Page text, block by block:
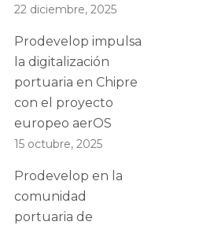
22 diciembre, 2025
Prodevelop impulsa
la digitalización
portuaria en Chipre
con el proyecto
europeo aerOS
15 octubre, 2025
Prodevelop en la
comunidad
portuaria de